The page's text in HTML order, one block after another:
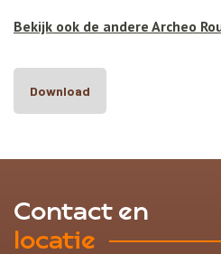
Bekijk ook de andere Archeo
Download
Contact en
locatie